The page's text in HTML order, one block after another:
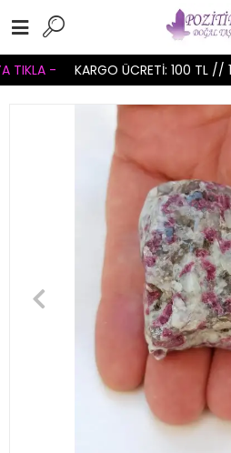
- KARGO ÜCRETİ: 100 TL //